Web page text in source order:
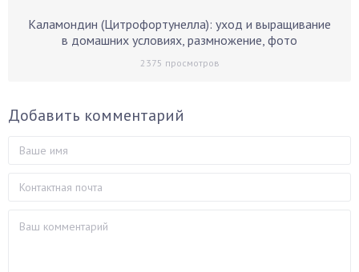
Каламондин (Цитрофортунелла): уход и выращивание
в домашних условиях, размножение, фото
2375 просмотров
Добавить комментарий